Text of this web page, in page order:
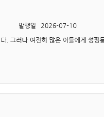
발행일
2026-07-10